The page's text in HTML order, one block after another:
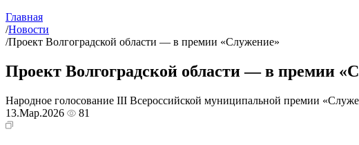
Главная
/Новости
/️Проект Волгоградской области — в премии «Служение»
️Проект Волгоградской области — в премии
Народное голосование III Всероссийской муниципальной премии
13.Мар.2026
81